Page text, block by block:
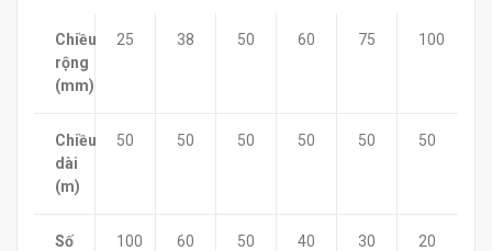
Chiều
rộng
(mm)
25 38 50 60 75 100
Chiều
dài
(m)
50 50 50 50 50 50
Số
100 60 50 40 30 20